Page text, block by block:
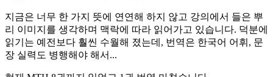
지금은 너무 한 가지 뜻에 연연해 하지 않고 강의에서 들은 뿌
리 이미지를 생각하며 맥락에 따라 읽어가고 있습니다. 덕분에
읽기는 예전보다 훨씬 수월해 졌는데, 번역은 한국어 어휘, 문
장 실력도 병행해야 해서...